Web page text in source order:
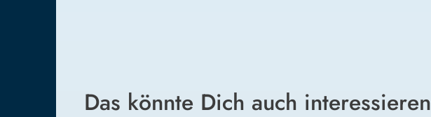
Das könnte Dich auch interessieren